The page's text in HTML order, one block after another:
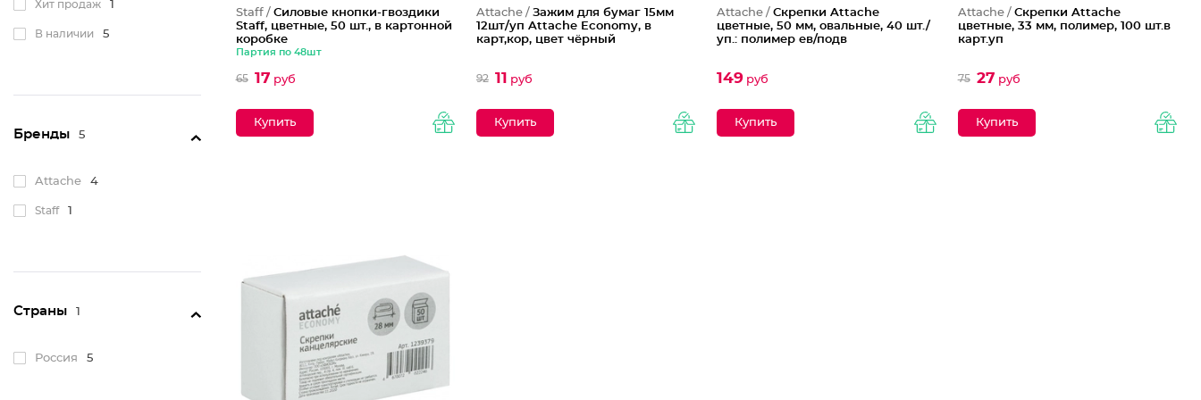
Хит продаж 1
В наличии 5
Бренды 5
Attache 4
Staff 1
Страны 1
Россия 5
Staff / Силовые кнопки-гвоздики
Staff, цветные, 50 шт., в картонной
коробке
Партия по 48шт
65 17 руб
Attache / Зажим для бумаг 15мм
12шт/уп Attache Economy, в
карт,кор, цвет чёрный
92 11 руб
Attache /Скрепки Attache
цветные, 50 мм, овальные, 40 шт./
уп.: полимер ев/подв
149 руб
Attache / Скрепки Attache
цветные, 33 мм, полимер, 100 шт.в
карт.уп
75 27 руб